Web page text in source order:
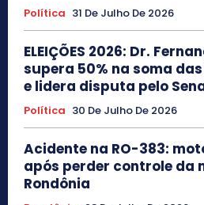
Política 31 De Julho De 2026
ELEIÇÕES 2026: Dr.
supera 50% na soma
e lidera disputa pelo
Política 30 De Julho De 2026
Acidente na RO-383:
após perder controle da
Rondônia